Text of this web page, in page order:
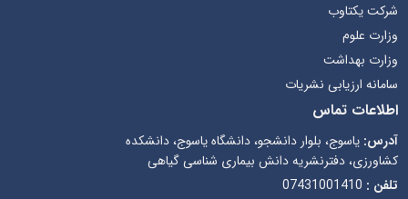
شرکت یکتاوب
وزارت علوم
وزارت بهداشت
سامانه ارزیابی نشریات
اطلاعات تماس
آدرس:یاسوج، بلوار دانشجو، دانشگاه یاسوج، دانشکده
کشاورزی، دفترنشریه دانش بیماری شناسی گیاهی
تلفن : 07431001410